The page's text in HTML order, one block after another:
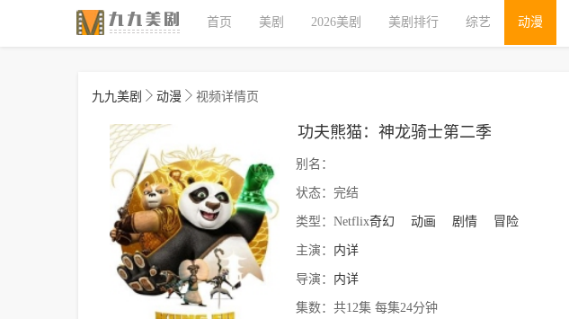
首页 美剧 2026美剧 美剧排行 综艺 动漫
九九美剧 动漫 视频详情页
功夫熊猫：神龙骑士第二季
别名：
状态： 完结
类型： Netflix奇幻 动画 剧情 冒险
主演： 内详
导演： 内详
集数： 共12集 每集24分钟